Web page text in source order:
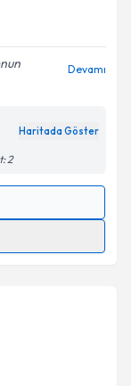
belirtilen
Devamı
Haritada Göster
2
e-posta ile